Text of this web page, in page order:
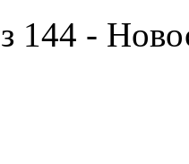
144 -